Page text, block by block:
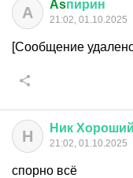
A Asпирин
21:02, 01.10.2025
[Сообщение
Н Ник Хороший
21:02, 01.10.2025
спорно всё